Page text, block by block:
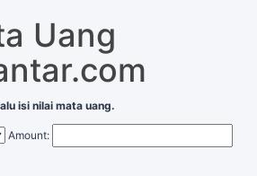
Uang
isi nilai mata uang.
Amount: